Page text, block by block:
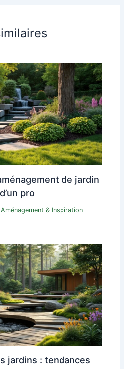
de jardin
pro
Aménagement & Inspiration
jardins : tendances